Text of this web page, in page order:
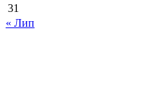
31
« Лип